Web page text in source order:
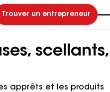
Trouver un entrepreneur
scellants,
apprêts et les produits